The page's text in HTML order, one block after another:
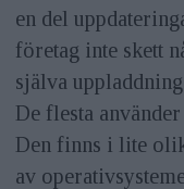
en del
företag inte skett
själva
De flesta
Den finns i lite
av